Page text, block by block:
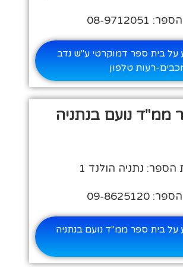
9712051
בית ספר דמוקרטי ע"ש נדב
רעות טלפון
ממ"ד נועם בנתניה
נתניה הולנד 1
8625120
בית ספר ממ"ד נועם בנתניה